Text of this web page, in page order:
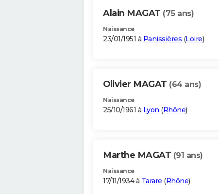
Alain MAGAT (75 ans)
Naissance
23/01/1951 à Panissières (Loire)
Olivier MAGAT (64 ans)
Naissance
25/10/1961 à Lyon (Rhône)
Marthe MAGAT (91 ans)
Naissance
17/11/1934 à Tarare (Rhône)